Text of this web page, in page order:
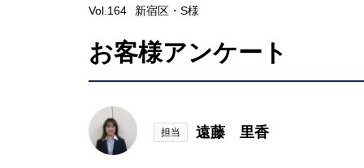
Vol.164 新宿区・S様
お客様アンケート
担当 遠藤 里香